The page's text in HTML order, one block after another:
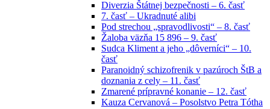
Diverzia Štátnej bezpečnosti – 6. časť
7. časť – Ukradnuté alibi
Pod strechou „spravodlivosti“ – 8. časť
Žaloba väzňa 15 896 – 9. časť
Sudca Kliment a jeho „dôverníci“ – 10.
časť
Paranoidný schizofrenik v pazúroch ŠtB a
doznania z cely – 11. časť
Zmarené prípravné konanie – 12. časť
Kauza Cervanová – Posolstvo Petra Tótha